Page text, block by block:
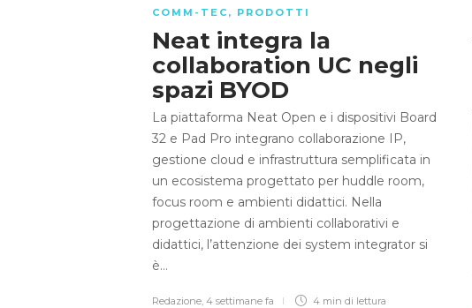
COMM-TEC , PRODOTTI
Neat integra la
collaboration UC negli
spazi BYOD
La piattaforma Neat Open e i dispositivi Board
32 e Pad Pro integrano collaborazione IP,
gestione cloud e infrastruttura semplificata in
un ecosistema progettato per huddle room,
focus room e ambienti didattici. Nella
progettazione di ambienti collaborativi e
didattici, l’attenzione dei system integrator si
è…
Redazione 4 settimane fa 4 min di lettura